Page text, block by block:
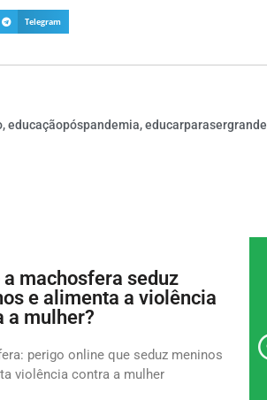
Telegram
,educaçãopóspandemia,educarparasergrande
a machosfera seduz
e alimenta a violência
a mulher?
perigo online que seduz meninos
violência contra a mulher